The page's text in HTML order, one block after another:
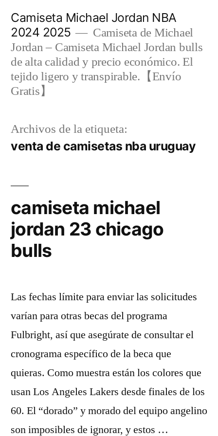
contenido
Camiseta Michael Jordan NBA
2024 2025
Camiseta de Michael
Jordan – Camiseta Michael Jordan bulls
de alta calidad y precio económico. El
tejido ligero y transpirable.【Envío
Gratis】
Archivos de la etiqueta:
venta de camisetas nba uruguay
camiseta michael
jordan 23 chicago
bulls
Las fechas límite para enviar las solicitudes
varían para otras becas del programa
Fulbright, así que asegúrate de consultar el
cronograma específico de la beca que
quieras. Como muestra están los colores que
usan Los Angeles Lakers desde finales de los
60. El “dorado” y morado del equipo angelino
son imposibles de ignorar, y estos …